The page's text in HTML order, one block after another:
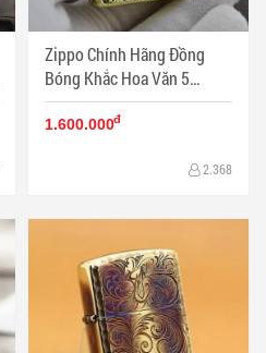
Zippo Chính Hãng Đồng
Bóng Khắc Hoa Văn 5
Arabesque G9 vỏ dày - Mã
SP: ZPC1168-169
1.600.000đ
2.368